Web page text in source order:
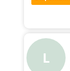
L